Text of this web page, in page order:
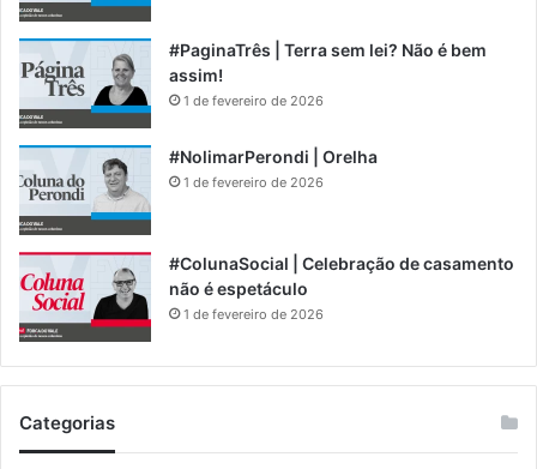
#PaginaTrês | Terra sem lei? Não é bem
assim!
1 de fevereiro de 2026
#NolimarPerondi | Orelha
1 de fevereiro de 2026
#ColunaSocial | Celebração de casamento
não é espetáculo
1 de fevereiro de 2026
Categorias